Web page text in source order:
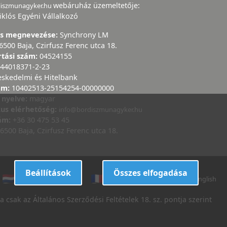
webáruház üzemeltetője:
Egyéni Vállalkozó
megnevezése: Synchrony LM
6500 Baja, Czirfusz Ferenc utca 18.
szám: 04524155
44018371-2-23
és Hitelbank
10402513-25154254-00000000
magyar
elérhetőség:
info@bordiszmunagyker.hu
+36 30 475 53 45
6500 Baja, Czirfusz Ferenc utca 18.
dutch danish french italian english
az Általános Szerződési Feltételek 18. sz. pontja szerint
Beállítások Összes elfogadása